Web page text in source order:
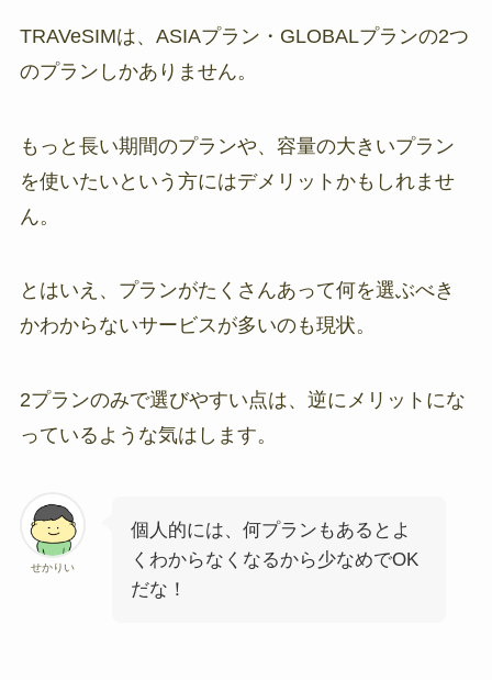
TRAVeSIMは、ASIAプラン・GLOBALプランの2つ
のプランしかありません。
もっと長い期間のプランや、容量の大きいプラン
を使いたいという方にはデメリットかもしれませ
ん。
とはいえ、プランがたくさんあって何を選ぶべき
かわからないサービスが多いのも現状。
2プランのみで選びやすい点は、逆にメリットにな
っているような気はします。
せかりい
個人的には、何プランもあるとよ
くわからなくなるから少なめでOK
だな！